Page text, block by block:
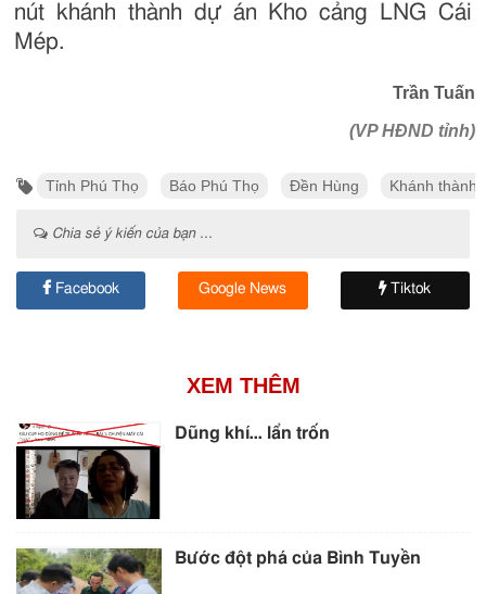
nút khánh thành dự án Kho cảng LNG Cái
Mép.
Trần Tuấn
(VP HĐND tỉnh)
Tỉnh Phú Thọ Báo Phú Thọ Đền Hùng Khánh thành
Chia sẻ ý kiến của bạn ...
Facebook Google News Tiktok
XEM THÊM
Dũng khí… lẩn trốn
Bước đột phá của Bình Tuyền